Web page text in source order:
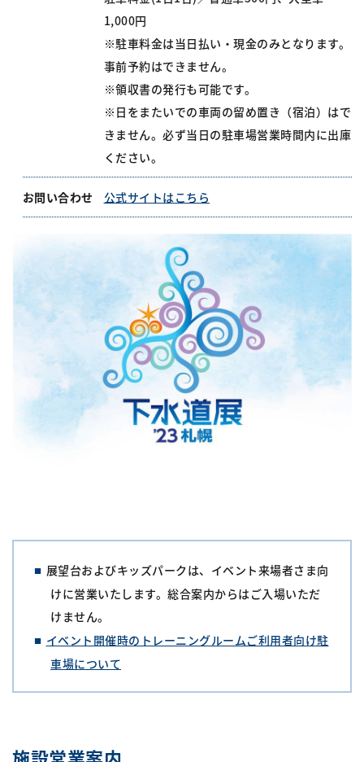
1,000円
※駐車料金は当日払い・現金のみとなります。
事前予約はできません。
※領収書の発行も可能です。
※日をまたいでの車両の留め置き（宿泊）はで
きません。必ず当日の駐車場営業時間内に出庫
ください。
お問い合わせ 公式サイトはこちら
展望台およびキッズパークは、イベント来場者さま向
けに営業いたします。総合案内からはご入場いただ
けません。
イベント開催時のトレーニングルームご利用者向け駐
車場について